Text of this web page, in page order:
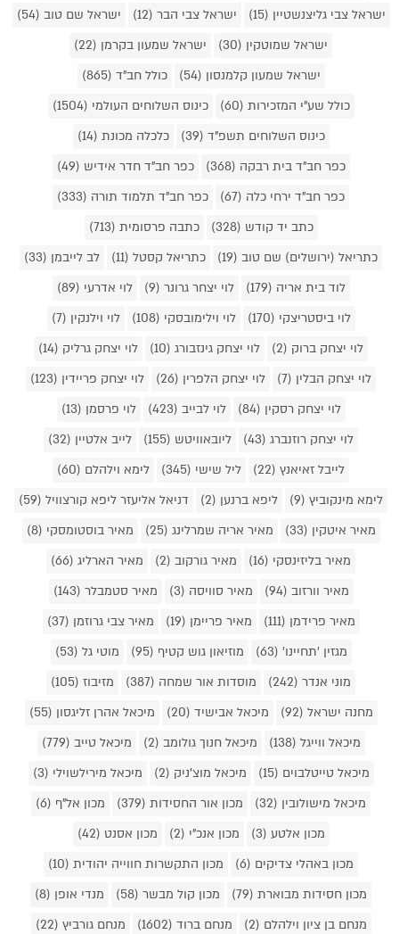
ישראל צבי גליצנשטיין (15)
ישראל צבי הבר (12)
ישראל שם טוב (54)
ישראל שמוטקין (30)
ישראל שמעון בקרמן (22)
ישראל שמעון קלמנסון (54)
כולל חב"ד (865)
כולל שע"י המזכירות (60)
כינוס השלוחים העולמי (1504)
כינוס השלוחים תשפ"ד (39)
כלכלה מכונת (14)
כפר חב"ד בית רבקה (368)
כפר חב"ד חדר אידיש (49)
כפר חב"ד ירחי כלה (67)
כפר חב"ד תלמוד תורה (333)
כתב יד קודש (328)
כתבה פרסומית (713)
כתריאל (ירושלים) שם טוב (19)
כתריאל קסטל (11)
לב לייבמן (33)
לוד בית אריה (179)
לוי יצחר גרונר (9)
לוי אדרעי (89)
לוי ביסטריצקי (170)
לוי וילימובסקי (108)
לוי וילנקין (7)
לוי יצחק ברוק (2)
לוי יצחק גינזבורג (10)
לוי יצחק גרליק (14)
לוי יצחק הבלין (7)
לוי יצחק הלפרין (26)
לוי יצחק פריידין (123)
לוי יצחק רסקין (84)
לוי לבייב (423)
לוי פרסמן (13)
לוי יצחק רוזנברג (43)
ליובאוויטש (155)
לייב אלטיין (32)
לייבל זאיאנץ (22)
ליל שישי (345)
לימא וילהלם (60)
לימא מינקוביץ (9)
ליפא ברנען (2)
דניאל אליעזר ליפא קורצוויל (59)
מאיר איטקין (33)
מאיר אריה שמרלינג (25)
מאיר בוסטומסקי (8)
מאיר בליזינסקי (16)
מאיר גורקוב (2)
מאיר הארליג (66)
מאיר וורזוב (94)
מאיר סוויסה (3)
מאיר סטמבלר (143)
מאיר פרידמן (111)
מאיר פריימן (19)
מאיר צבי גרוזמן (37)
מגזין 'תחיינו' (63)
מוזיאון גוש קטיף (95)
מוטי גל (53)
מוני אנדר (242)
מוסדות אור שמחה (387)
מזיבוז (105)
מחנה ישראל (92)
מיכאל אבישיד (20)
מיכאל אהרן זליגסון (55)
מיכאל ווייגל (138)
מיכאל חנוך גולומב (2)
מיכאל טייב (779)
מיכאל טייטלבוים (15)
מיכאל מוצ'ניק (2)
מיכאל מירילשוילי (3)
מיכאל מישולובין (32)
מכון אור החסידות (379)
מכון אל"ף (6)
מכון אלטע (3)
מכון אנכ"י (2)
מכון אסנט (42)
מכון באהלי צדיקים (6)
מכון התקשרות חווייה יהודית (10)
מכון חסידות מבוארת (79)
מכון קול מבשר (58)
מנדי אופן (8)
מנחם בן ציון וילהלם (2)
מנחם ברוד (1602)
מנחם גורביץ (22)